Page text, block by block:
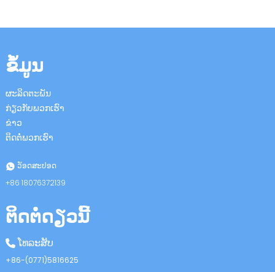
ຂໍ້ມູນ
ຜະລິດຕະພັນ
ກ່ຽວກັບພວກເຮົາ
ຂ່າວ
ຕິດຕໍ່ພວກເຮົາ
ວັອດສະປອດ
+86 18076372139
ຕິດຕໍ່ດຽວນີ້
ໂທລະສັບ
+86-(0771)5816625